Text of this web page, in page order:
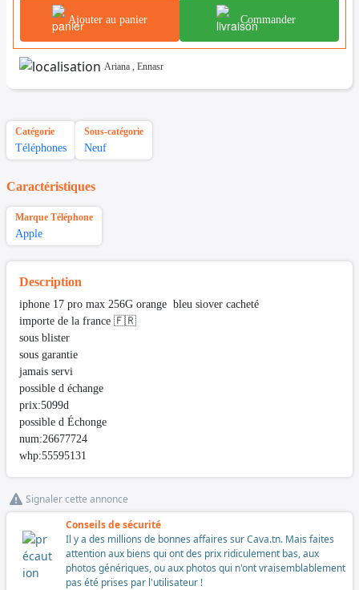
Ajouter au panier Commander
Ariana , Ennasr
Catégorie
Téléphones
Sous-catégorie
Neuf
Caractéristiques
Marque Téléphone
Apple
Description
iphone 17 pro max 256G orange bleu siover cacheté
importe de la france 🇫🇷
sous blister
sous garantie
jamais servi
possible d échange
prix:5099d
possible d Échonge
num:26677724
whp:55595131
Signaler cette annonce
Conseils de sécurité
Il y a des millions de bonnes affaires sur Cava.tn. Mais faites
attention aux biens qui ont des prix ridiculement bas, aux
photos génériques, ou aux photos qui n'ont vraisemblablement
pas été prises par l'utilisateur !